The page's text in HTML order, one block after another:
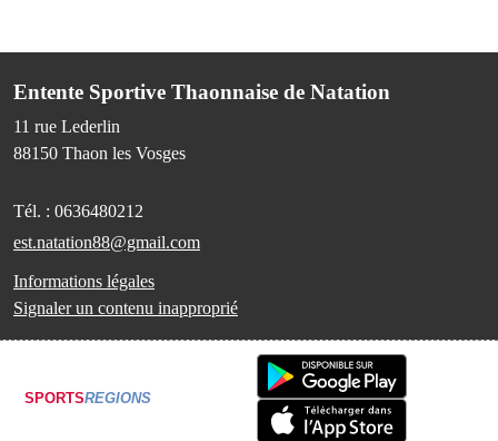
Entente Sportive Thaonnaise de Natation
11 rue Lederlin
88150 Thaon les Vosges
Tél. : 0636480212
est.natation88@gmail.com
Informations légales
Signaler un contenu inapproprié
SPORTSREGIONS